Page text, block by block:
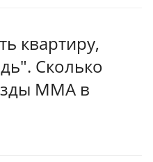
квартиру,
Сколько
MMA в